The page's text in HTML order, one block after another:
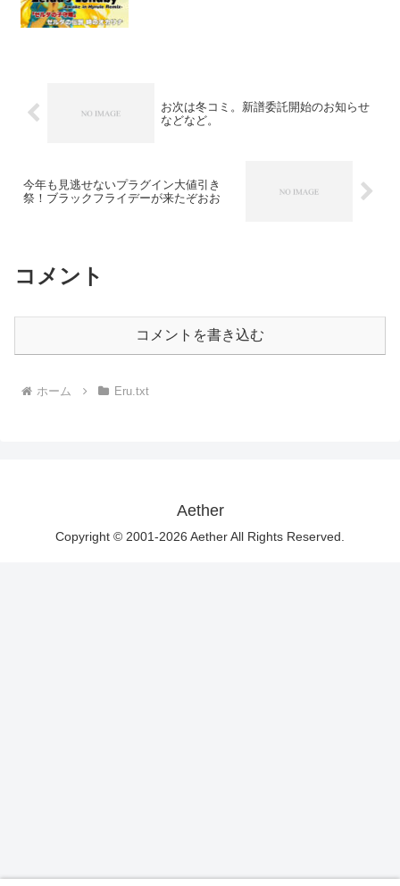
お次は冬コミ。新譜委託開始のお知らせ
などなど。
今年も見逃せないプラグイン大値引き
祭！ブラックフライデーが来たぞおお
コメント
コメントを書き込む
ホーム Eru.txt
Aether
Copyright © 2001-2026 Aether All Rights Reserved.